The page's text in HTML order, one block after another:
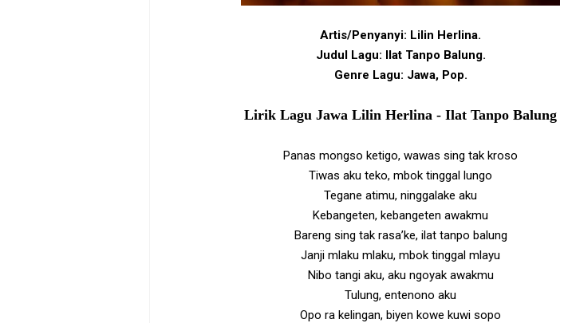
Artis/Penyanyi: Lilin Herlina.
Judul Lagu: Ilat Tanpo Balung.
Genre Lagu: Jawa, Pop.
Lirik Lagu Jawa Lilin Herlina - Ilat Tanpo Balung
Panas mongso ketigo, wawas sing tak kroso
Tiwas aku teko, mbok tinggal lungo
Tegane atimu, ninggalake aku
Kebangeten, kebangeten awakmu
Bareng sing tak rasa’ke, ilat tanpo balung
Janji mlaku mlaku, mbok tinggal mlayu
Nibo tangi aku, aku ngoyak awakmu
Tulung, entenono aku
Opo ra kelingan, biyen kowe kuwi sopo